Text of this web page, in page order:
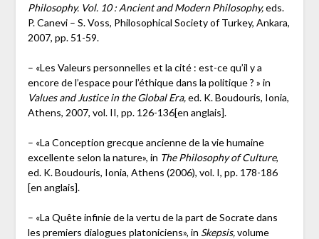
Philosophy. Vol. 10 : Ancient and Modern Philosophy,eds.
P. Canevi – S. Voss, Philosophical Society of Turkey, Ankara,
2007, pp. 51-59.
– «Les Valeurs personnelles et la cité : est-ce qu’il y a
encore de l’espace pour l’éthique dans la politique ? » in
Values and Justice in the Global Era,ed. K. Boudouris, Ionia,
Athens, 2007, vol. II, pp. 126-136[en anglais].
– «La Conception grecque ancienne de la vie humaine
excellente selon la nature», in The Philosophy of Culture,
ed. K. Boudouris, Ionia, Athens (2006), vol. I, pp. 178-186
[en anglais].
– «La Quête infinie de la vertu de la part de Socrate dans
les premiers dialogues platoniciens», in Skepsis,volume